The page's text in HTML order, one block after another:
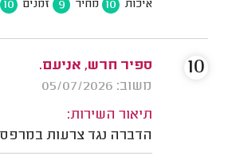
איכות 10 מחיר 9 זמנים 10
ספיר חרש, אניעם.
משוב: 05/07/2026
תיאור השירות:
הדברה נגד צרעות
10